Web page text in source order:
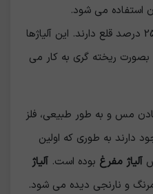
استفاده می شود.
هایی که حدود 20 تا 25 درصد قلع دارند. این آلیاژها
ریخته گری به کار می
مس و به طور طبیعی، فلز
دارند به طوری که اولین
آلیاژ مفرغ بوده است. آلیاژ
و نارنجی دیده می شود.